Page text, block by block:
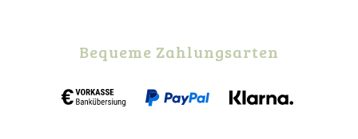
Bequeme Zahlungsarten